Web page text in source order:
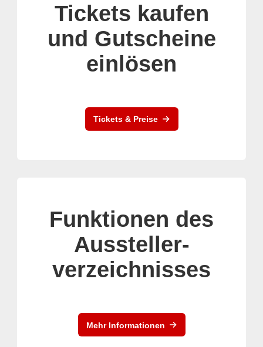
Tickets kaufen
und Gutscheine
einlösen
Tickets & Preise
Funktionen des
Aussteller-
verzeichnisses
Mehr Informationen